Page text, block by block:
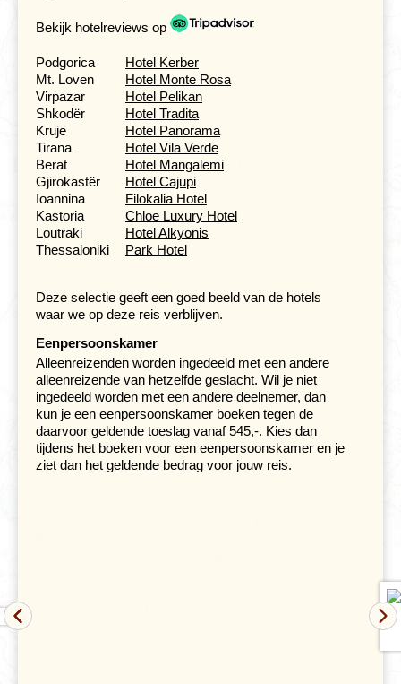
18e eeuw bekijken.
Apolonniawerd in 588 v. Chr. gesticht door kolonisten uit
Corfu en Korinthe. De meeste indruk maakt de façade
van de raadzaal, het Bouleuterion, uit de 2e eeuw,
waarvan alle zes kolommen nog overeind staan.
In de namiddag lonken de terrasjes in de met
kinderkopjes geplaveide straatjes van het Ottomaanse
stadscentrum van Gjirokastër. De stadsdelen zijn
verbonden met trappen. Boven het dorp torent een
imposant 12e eeuws kasteel. Vanaf hier kan je de
strategische ligging op de doorgangsroute vanaf de
Ionische zee naar Griekenland goed begrijpen.
Spectaculaire ligging van Butrinti en
wandeling rondom de Blue Eye
Dag 11. Gijrokastër - Blue Eye - Butrinti - Sarandë
Dag 12. Sarandë - Ioánnina
Dag 13. Ioánnina
Bekijk hotelreviews op
Podgorica
Hotel Kerber
Mt. Loven
Hotel Monte Rosa
Virpazar
Hotel Pelikan
Shkodër
Hotel Tradita
Kruje
Hotel Panorama
Tirana
Hotel Vila Verde
Berat
Hotel Mangalemi
Gjirokastër
Hotel Cajupi
Ioannina
Filokalia Hotel
Kastoria
Chloe Luxury Hotel
Loutraki
Hotel Alkyonis
Thessaloniki
Park Hotel
Deze selectie geeft een goed beeld van de hotels
waar we op deze reis verblijven.
Eenpersoonskamer
Alleenreizenden worden ingedeeld met een andere
alleenreizende van hetzelfde geslacht. Wil je niet
ingedeeld worden met een andere deelnemer, dan
kun je een eenpersoonskamer boeken tegen de
daarvoor geldende toeslag vanaf 545,-. Kies dan
tijdens het boeken voor een eenpersoonskamer en je
ziet dan het geldende bedrag voor jouw reis.